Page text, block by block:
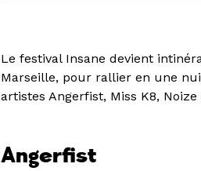
Le festival Insane devient
Marseille, pour rallier en une
artistes Angerfist, Miss K8,
Angerfist